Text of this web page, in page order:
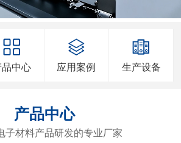
品中心 应用案例 生产设备
产品中心
子材料产品研发的专业厂家